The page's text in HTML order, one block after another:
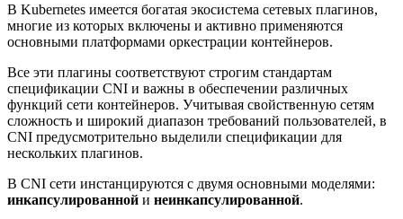
В Kubernetes имеется богатая экосистема сетевых плагинов,
многие из которых включены и активно применяются
основными платформами оркестрации контейнеров.
Все эти плагины соответствуют строгим стандартам
спецификации CNI и важны в обеспечении различных
функций сети контейнеров. Учитывая свойственную сетям
сложность и широкий диапазон требований пользователей, в
CNI предусмотрительно выделили спецификации для
нескольких плагинов.
В CNI сети инстанцируются с двумя основными моделями:
инкапсулированной и неинкапсулированной.